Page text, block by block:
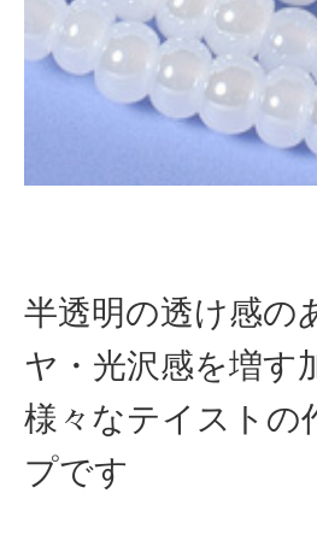
半透明の透け感の
ヤ・光沢感を増す
様々なテイストの
プです